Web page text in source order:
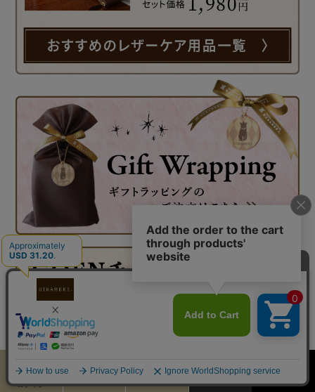
ご入学、ご進学、ご結婚、お誕生日、母の日、父の日、敬老の日、バ
ログイン